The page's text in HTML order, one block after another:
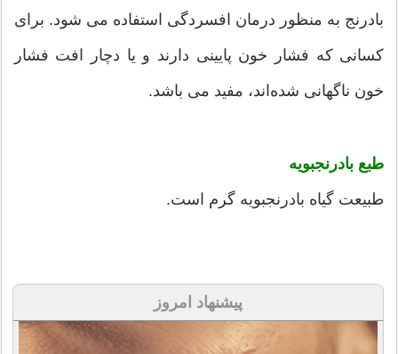
بادرنج به منظور درمان افسردگی استفاده می شود. برای
کسانی که فشار خون پایینی دارند و یا دچار افت فشار
خون ناگهانی شده‌اند، مفید می باشد.
طبع بادرنجبویه
طبیعت گیاه بادرنجبویه گرم است.
پیشنهاد امروز